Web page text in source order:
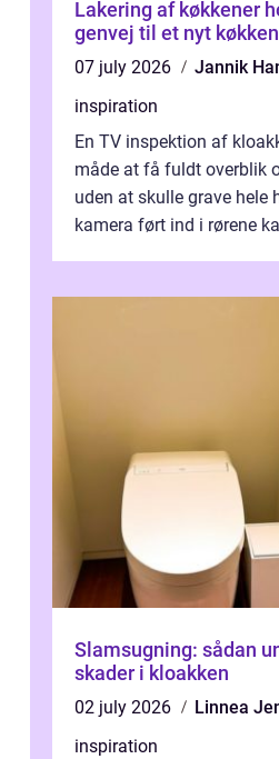
Lakering af køkkener
genvej til et nyt køkken
07 july 2026
Jannik
inspiration
En TV inspektion af
måde at få fuldt overblik
uden at skulle grave hele
kamera ført ind i rørene
Slamsugning: sådan
skader i kloakken
02 july 2026
Linnea
inspiration